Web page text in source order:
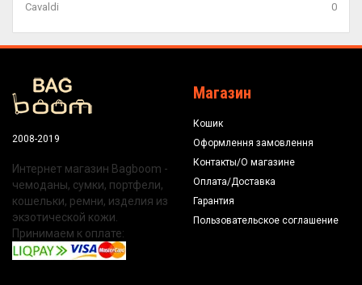
Cavaldi
0
2008-2019
Интернет магазин Bagboom -
чемоданы, сумки, портфели,
кошельки, ремни, изделия из
экзотической кожи.
Принимаем к оплате:
Магазин
Кошик
Оформлення замовлення
Контакты/О магазине
Оплата/Доставка
Гарантия
Пользовательское соглашение